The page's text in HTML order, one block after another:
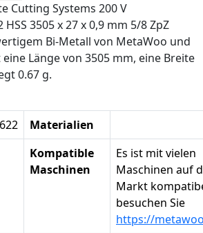
Cutting Systems 200 V
3505 x 27 x 0,9 mm 5/8 ZpZ
Bi-Metall von MetaWoo und
Länge von 3505 mm, eine Breite
0.67 g.
Materialien
Kompatible
Maschinen
Es ist mit vielen
Maschinen auf
Markt
besuchen Sie
https://